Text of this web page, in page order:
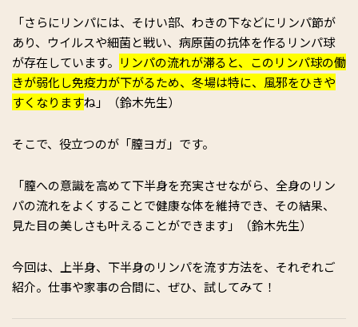
「さらにリンパには、そけい部、わきの下などにリンパ節が
あり、ウイルスや細菌と戦い、病原菌の抗体を作るリンパ球
が存在しています。 リンパの流れが滞ると、このリンパ球の働
きが弱化し免疫力が下がるため、冬場は特に、風邪をひきや
すくなりますね」（鈴木先生）
そこで、役立つのが「膣ヨガ」です。
「膣への意識を高めて下半身を充実させながら、全身のリン
パの流れをよくすることで健康な体を維持でき、その結果、
見た目の美しさも叶えることができます」（鈴木先生）
今回は、上半身、下半身のリンパを流す方法を、それぞれご
紹介。仕事や家事の合間に、ぜひ、試してみて！